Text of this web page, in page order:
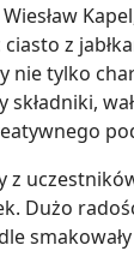
z
nie tylko
Dużo